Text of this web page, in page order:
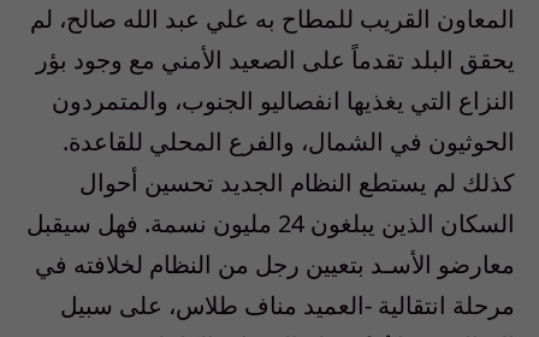
المعاون القريب للمطاح به علي عبد الله صالح، لم
يحقق البلد تقدماً على الصعيد الأمني مع وجود بؤر
النزاع التي يغذيها انفصاليو الجنوب، والمتمردون
الحوثيون في الشمال، والفرع المحلي للقاعدة.
كذلك لم يستطع النظام الجديد تحسين أحوال
السكان الذين يبلغون 24 مليون نسمة. فهل سيقبل
معارضو الأسـد بتعيين رجل من النظام لخلافته في
مرحلة انتقالية -العميد مناف طلاس، على سبيل